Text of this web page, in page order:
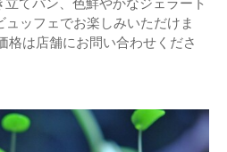
てパン、色鮮やかなジェラート
ッフェでお楽しみいただけま
は店舗にお問い合わせくださ